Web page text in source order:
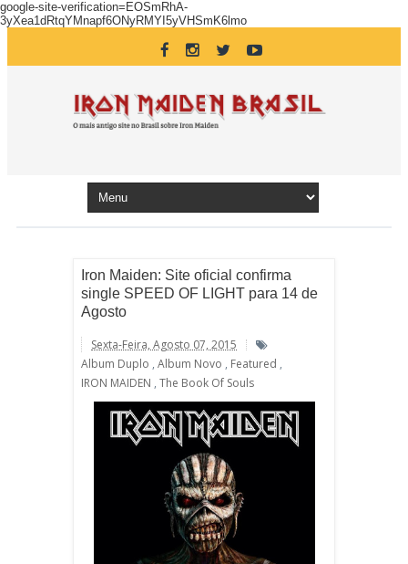
google-site-verification=EOSmRhA-
3yXea1dRtqYMnapf6ONyRMYI5yVHSmK6lmo
Iron Maiden: Site oficial confirma
single SPEED OF LIGHT para 14 de
Agosto
Sexta-Feira, Agosto 07, 2015
Album Duplo , Album Novo , Featured ,
IRON MAIDEN , The Book Of Souls